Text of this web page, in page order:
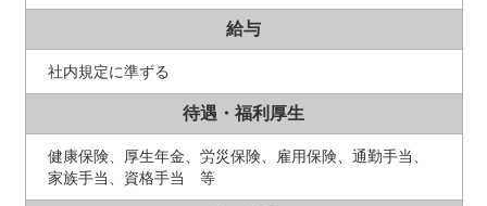
給与
社内規定に準ずる
待遇・福利厚生
健康保険、厚生年金、労災保険、雇用保険、通勤手当、
家族手当、資格手当 等